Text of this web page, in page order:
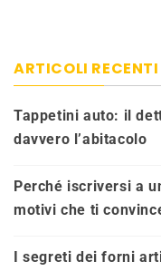
ARTICOLI RECENTI
Tappetini auto: il
davvero l’abitacolo
Perché iscriversi a
motivi che ti
I segreti dei forni